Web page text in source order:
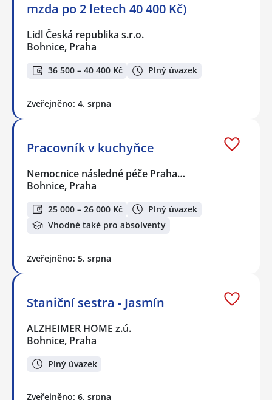
mzda po 2 letech 40 400 Kč)
Lidl Česká republika s.r.o.
Bohnice, Praha
36 500 – 40 400 Kč Plný úvazek
Zveřejněno: 4. srpna
Pracovník v kuchyňce
Nemocnice následné péče Praha…
Bohnice, Praha
25 000 – 26 000 Kč
Plný úvazek
Vhodné také pro absolventy
Zveřejněno: 5. srpna
Staniční sestra - Jasmín
ALZHEIMER HOME z.ú.
Bohnice, Praha
Plný úvazek
Zveřejněno: 6. srpna